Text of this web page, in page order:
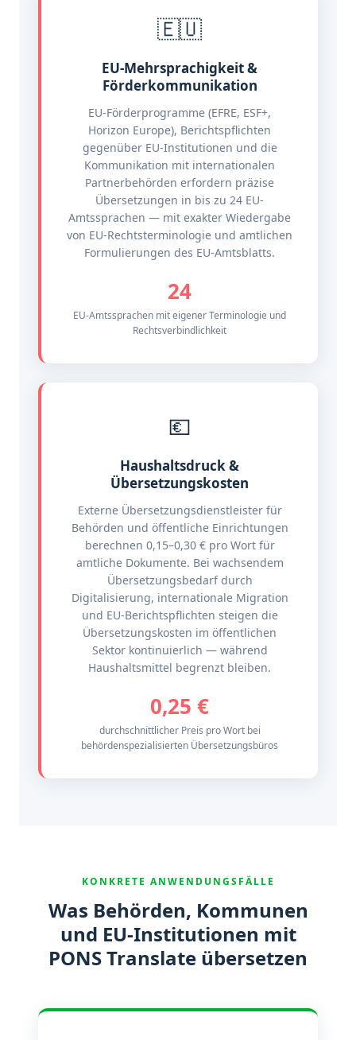
🇪🇺
EU-Mehrsprachigkeit &
Förderkommunikation
EU-Förderprogramme (EFRE, ESF+,
Horizon Europe), Berichtspflichten
gegenüber EU-Institutionen und die
Kommunikation mit internationalen
Partnerbehörden erfordern präzise
Übersetzungen in bis zu 24 EU-
Amtssprachen — mit exakter Wiedergabe
von EU-Rechtsterminologie und amtlichen
Formulierungen des EU-Amtsblatts.
24
EU-Amtssprachen mit eigener Terminologie und
Rechtsverbindlichkeit
💶
Haushaltsdruck &
Übersetzungskosten
Externe Übersetzungsdienstleister für
Behörden und öffentliche Einrichtungen
berechnen 0,15–0,30 € pro Wort für
amtliche Dokumente. Bei wachsendem
Übersetzungsbedarf durch
Digitalisierung, internationale Migration
und EU-Berichtspflichten steigen die
Übersetzungskosten im öffentlichen
Sektor kontinuierlich — während
Haushaltsmittel begrenzt bleiben.
0,25 €
durchschnittlicher Preis pro Wort bei
behördenspezialisierten Übersetzungsbüros
KONKRETE ANWENDUNGSFÄLLE
Was Behörden, Kommunen
und EU-Institutionen mit
PONS Translate übersetzen